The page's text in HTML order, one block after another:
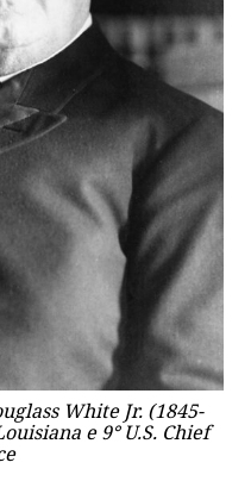
White Jr. (1845-
e 9° U.S. Chief